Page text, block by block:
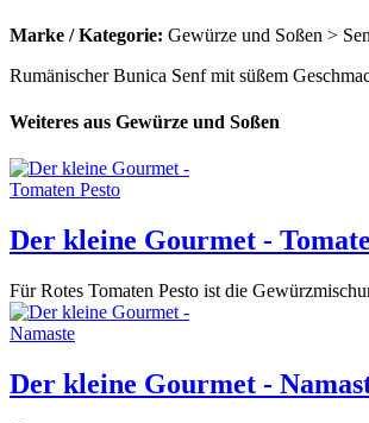
Marke / Kategorie: Gewürze und Soßen >
Rumänischer Bunica Senf mit süßem
Weiteres aus Gewürze und Soßen
Der kleine Gourmet -
Für Rotes Tomaten Pesto ist die
Der kleine Gourmet -